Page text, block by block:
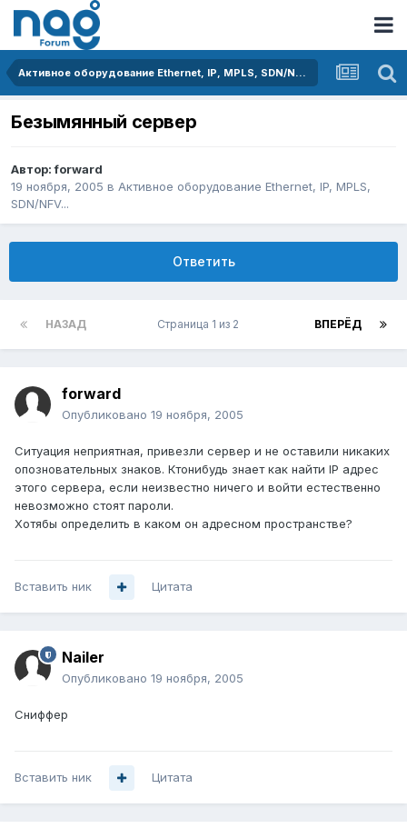
Активное оборудование Ethernet, IP, MPLS, SDN/NFV...
Безымянный сервер
Автор:forward
19 ноября, 2005 в Активное оборудование Ethernet, IP, MPLS,
SDN/NFV...
Ответить
НАЗАД ВПЕРЁД
Страница 1 из 2
forward
Опубликовано 19 ноября, 2005
Ситуация неприятная, привезли сервер и не оставили никаких
опозновательных знаков. Ктонибудь знает как найти IP адрес
этого сервера, если неизвестно ничего и войти естественно
невозможно стоят пароли.
Хотябы определить в каком он адресном пространстве?
Вставить ник Цитата
Nailer
Опубликовано 19 ноября, 2005
Сниффер
Вставить ник Цитата